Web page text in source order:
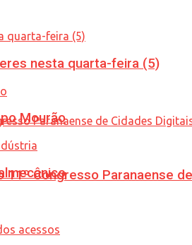
Congresso Paranaense
nesta quarta-feira (5)
Mourão